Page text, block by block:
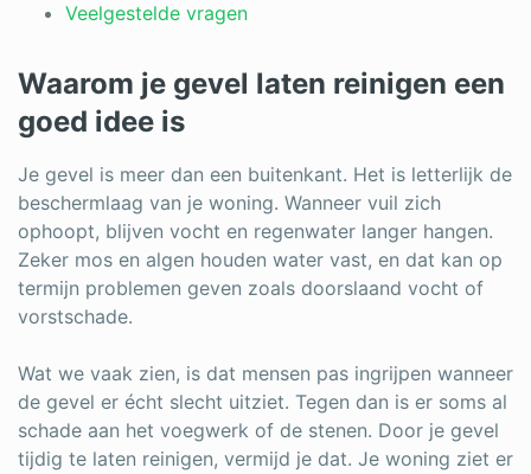
Log inVeelgestelde vragen
Waarom je gevel laten reinigen een
goed idee is
Je gevel is meer dan een buitenkant. Het is letterlijk de
beschermlaag van je woning. Wanneer vuil zich
ophoopt, blijven vocht en regenwater langer hangen.
Zeker mos en algen houden water vast, en dat kan op
termijn problemen geven zoals doorslaand vocht of
vorstschade.
Wat we vaak zien, is dat mensen pas ingrijpen wanneer
de gevel er écht slecht uitziet. Tegen dan is er soms al
schade aan het voegwerk of de stenen. Door je gevel
tijdig te laten reinigen, vermijd je dat. Je woning ziet er